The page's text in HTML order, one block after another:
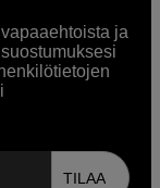
ja
TILAA